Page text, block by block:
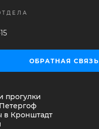
ОБРАТНАЯ СВЯЗЬ
прогулки
в Кронштадт